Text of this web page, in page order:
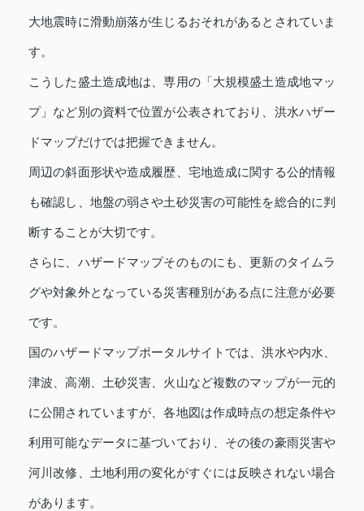
大地震時に滑動崩落が生じるおそれがあるとされていま
す。
こうした盛土造成地は、専用の「大規模盛土造成地マッ
プ」など別の資料で位置が公表されており、洪水ハザー
ドマップだけでは把握できません。
周辺の斜面形状や造成履歴、宅地造成に関する公的情報
も確認し、地盤の弱さや土砂災害の可能性を総合的に判
断することが大切です。
さらに、ハザードマップそのものにも、更新のタイムラ
グや対象外となっている災害種別がある点に注意が必要
です。
国のハザードマップポータルサイトでは、洪水や内水、
津波、高潮、土砂災害、火山など複数のマップが一元的
に公開されていますが、各地図は作成時点の想定条件や
利用可能なデータに基づいており、その後の豪雨災害や
河川改修、土地利用の変化がすぐには反映されない場合
があります。